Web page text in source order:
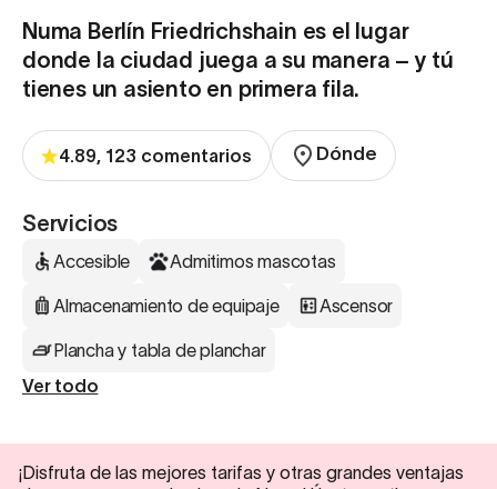
Numa Berlín Friedrichshain es el lugar
donde la ciudad juega a su manera – y tú
tienes un asiento en primera fila.
4.89, 123 comentarios Dónde
Servicios
Accesible Admitimos mascotas
Almacenamiento de equipaje Ascensor
Plancha y tabla de planchar
Ver todo
¡Disfruta de las mejores tarifas y otras grandes ventajas